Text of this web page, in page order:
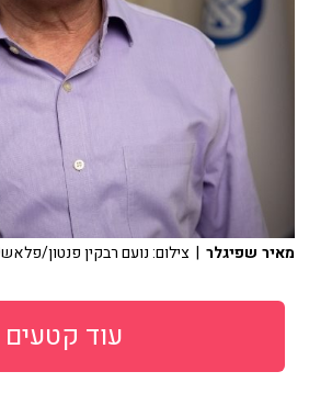
מאיר שפיגלר | צילום: נועם רבקין פנטון/פלאש90
עוד קטעים